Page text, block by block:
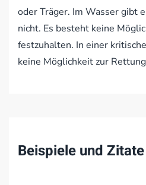
oder Träger. Im Wasser gibt
nicht. Es besteht keine
festzuhalten. In einer
keine Möglichkeit zur
Beispiele und Zitate